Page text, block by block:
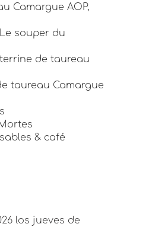
Camargue AOP,
souper du
de taureau
taureau Camargue
& café
los jueves de